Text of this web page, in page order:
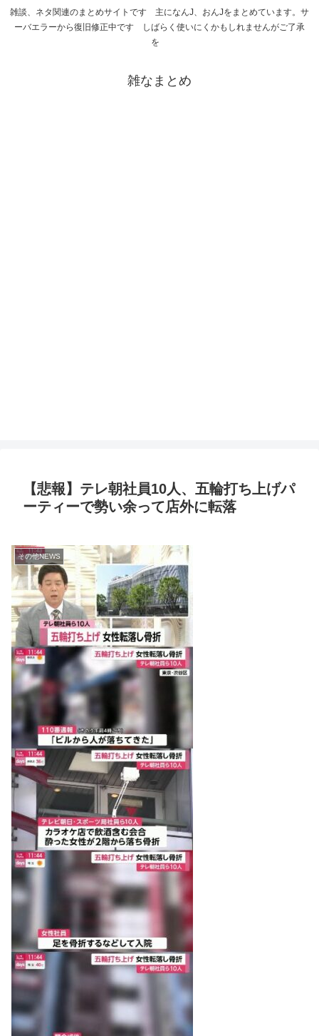
雑談、ネタ関連のまとめサイトです 主になんJ、おんJをまとめています。サ
ーバエラーから復旧修正中です しばらく使いにくかもしれませんがご了承
を
雑なまとめ
【悲報】テレ朝社員10人、五輪打ち上げパ
ーティーで勢い余って店外に転落
その他NEWS